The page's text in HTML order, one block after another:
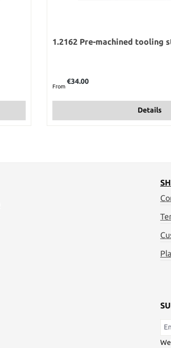
1.2162 Pre-machined tooling
From
€34.00
Details